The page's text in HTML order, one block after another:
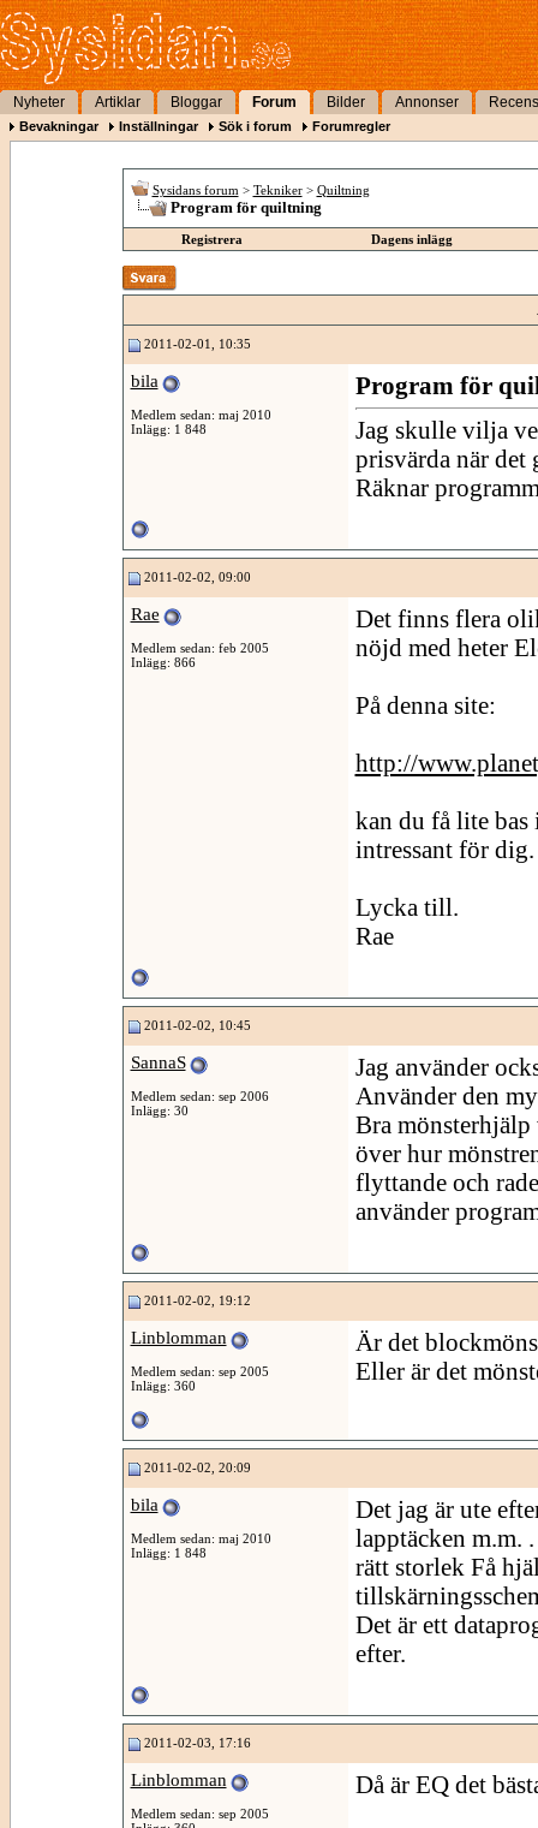
Nyheter Artiklar Bloggar Forum Bilder Annonser
Bevakningar Inställningar Sök i forum Forumregler
Sysidans forum > Tekniker > Quiltning
Program för quiltning
Registrera Dagens inlägg
2011-02-01, 10:35
bila
Medlem sedan: maj 2010
Inlägg: 1 848
Program för
Jag skulle vilja
prisvärda när
Räknar
2011-02-02, 09:00
Rae
Medlem sedan: feb 2005
Inlägg: 866
Det finns flera
nöjd med heter
På denna site:
http://
kan du få lite bas
intressant för dig.
Lycka till.
Rae
2011-02-02, 10:45
SannaS
Medlem sedan: sep 2006
Inlägg: 30
Jag använder
Använder den
Bra
över hur
flyttande och
använder
2011-02-02, 19:12
Linblomman
Medlem sedan: sep 2005
Inlägg: 360
Är det
Eller är det
2011-02-02, 20:09
bila
Medlem sedan: maj 2010
Inlägg: 1 848
Det jag är ute
lapptäcken m.m.
rätt storlek Få
Det är ett
efter.
2011-02-03, 17:16
Linblomman
Medlem sedan: sep 2005
Då är EQ det